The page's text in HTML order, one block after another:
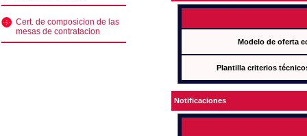
Cert. de composicion de las
mesas de contratacion
Modelo de oferta
Plantilla criterios
Notificaciones